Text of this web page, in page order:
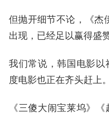
但抛开细节不论，《杰
出现，已经足以赢得盛赞
我们常说，韩国电影
度电影也正在齐头赶上。
《三傻大闹宝莱坞》